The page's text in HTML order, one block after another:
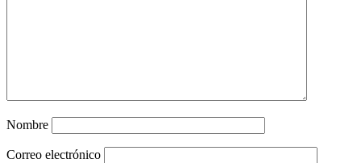
Nombre
Correo electrónico